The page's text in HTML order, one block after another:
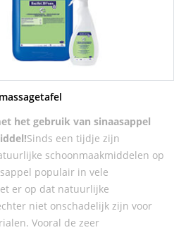
het gebruik van sinaasappel
Sinds een tijdje zijn
schoonmaakmiddelen op
populair in vele
er op dat natuurlijke
niet onschadelijk zijn voor
Vooral de zeer